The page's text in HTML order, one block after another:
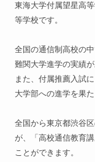
東海大学付属望星高
等学校です。
全国の通信制高校の
難関大学進学の実績が
また、付属推薦入試
大学部への進学を果た
全国から東京都渋谷
が、「高校通信教育
ことができます。